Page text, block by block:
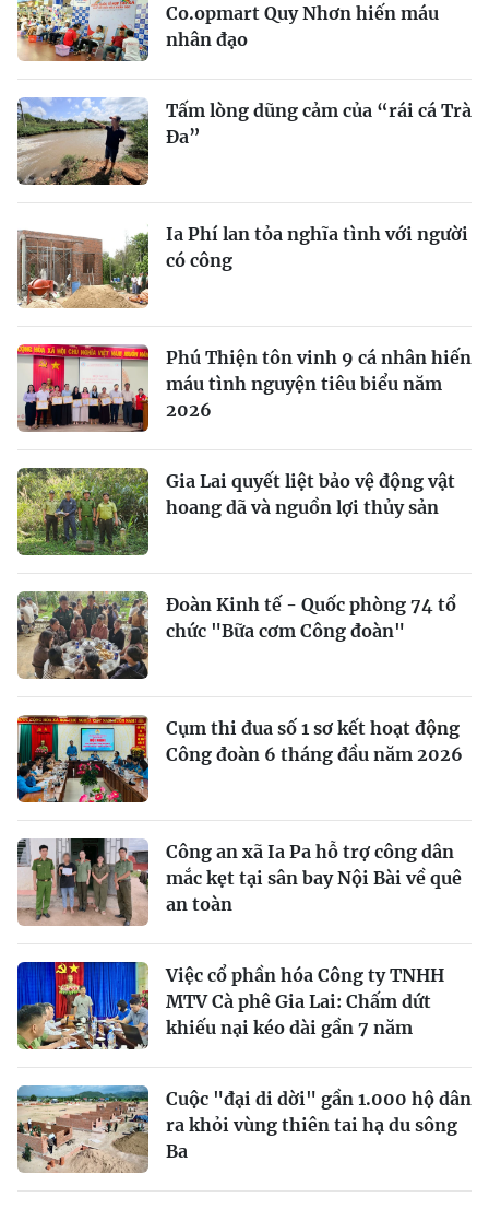
Co.opmart Quy Nhơn hiến máu
nhân đạo
Tấm lòng dũng cảm của “rái cá Trà
Đa”
Ia Phí lan tỏa nghĩa tình với người
có công
Phú Thiện tôn vinh 9 cá nhân hiến
máu tình nguyện tiêu biểu năm
2026
Gia Lai quyết liệt bảo vệ động vật
hoang dã và nguồn lợi thủy sản
Đoàn Kinh tế - Quốc phòng 74 tổ
chức "Bữa cơm Công đoàn"
Cụm thi đua số 1 sơ kết hoạt động
Công đoàn 6 tháng đầu năm 2026
Công an xã Ia Pa hỗ trợ công dân
mắc kẹt tại sân bay Nội Bài về quê
an toàn
Việc cổ phần hóa Công ty TNHH
MTV Cà phê Gia Lai: Chấm dứt
khiếu nại kéo dài gần 7 năm
Cuộc "đại di dời" gần 1.000 hộ dân
ra khỏi vùng thiên tai hạ du sông
Ba